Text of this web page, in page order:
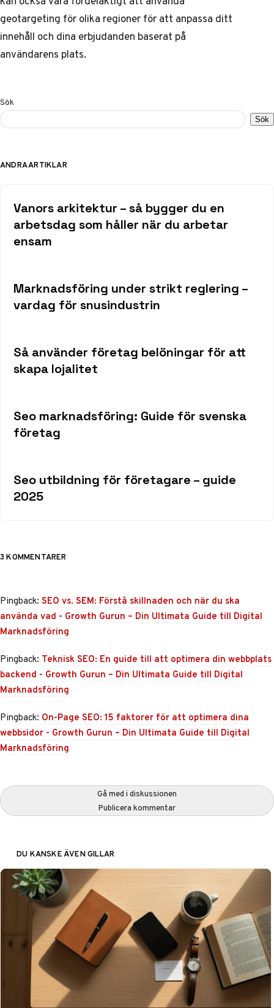
geotargeting för olika regionerför att anpassa ditt
innehåll och dina erbjudanden baserat på
användarens plats.
Sök
Sök
ANDRA ARTIKLAR
Vanors arkitektur – så bygger du en
arbetsdag som håller när du arbetar
ensam
Marknadsföring under strikt reglering –
vardag för snusindustrin
Så använder företag belöningar för att
skapa lojalitet
Seo marknadsföring: Guide för svenska
företag
Seo utbildning för företagare – guide
2025
3 KOMMENTARER
Pingback: SEO vs. SEM: Förstå skillnaden och när du ska
använda vad - Growth Gurun – Din Ultimata Guide till Digital
Marknadsföring
Pingback: Teknisk SEO: En guide till att optimera din webbplats
backend - Growth Gurun – Din Ultimata Guide till Digital
Marknadsföring
Pingback: On-Page SEO: 15 faktorer för att optimera dina
webbsidor - Growth Gurun – Din Ultimata Guide till Digital
Marknadsföring
Gå med i diskussionen
Publicera kommentar
DU KANSKE ÄVEN GILLAR